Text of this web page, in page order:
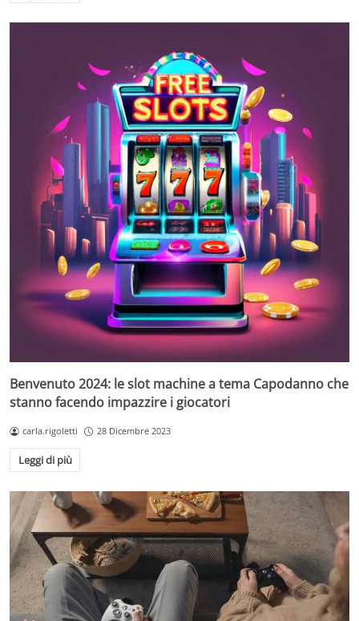
Benvenuto 2024: le slot machine a tema Capodanno che
stanno facendo impazzire i giocatori
carla.rigoletti 28 Dicembre 2023
Leggi di più